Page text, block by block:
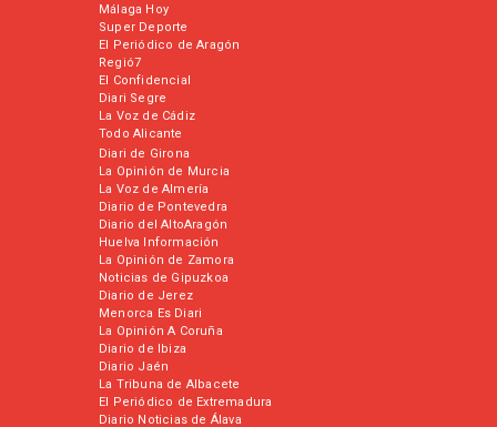
Málaga Hoy
Super Deporte
El Periódico de Aragón
Regió7
El Confidencial
Diari Segre
La Voz de Cádiz
Todo Alicante
Diari de Girona
La Opinión de Murcia
La Voz de Almería
Diario de Pontevedra
Diario del AltoAragón
Huelva Información
La Opinión de Zamora
Noticias de Gipuzkoa
Diario de Jerez
Menorca Es Diari
La Opinión A Coruña
Diario de Ibiza
Diario Jaén
La Tribuna de Albacete
El Periódico de Extremadura
Diario Noticias de Álava